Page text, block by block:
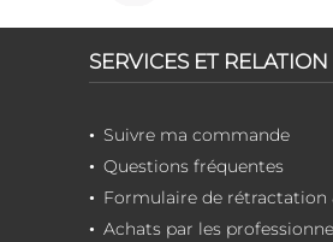
SERVICES ET
Suivre ma commande
Questions fréquentes
Formulaire de rétractation
Achats par les